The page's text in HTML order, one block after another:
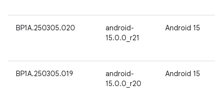
BP1A.250305.020
android-
15.0.0_r21
Android 15
BP1A.250305.019
android-
15.0.0_r20
Android 15